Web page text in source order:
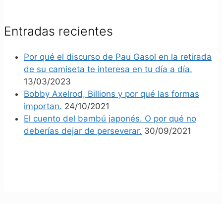
Entradas recientes
Por qué el discurso de Pau Gasol en la retirada
de su camiseta te interesa en tu día a día.
13/03/2023
Bobby Axelrod, Billions y por qué las formas
importan. 24/10/2021
El cuento del bambú japonés. O por qué no
deberías dejar de perseverar. 30/09/2021